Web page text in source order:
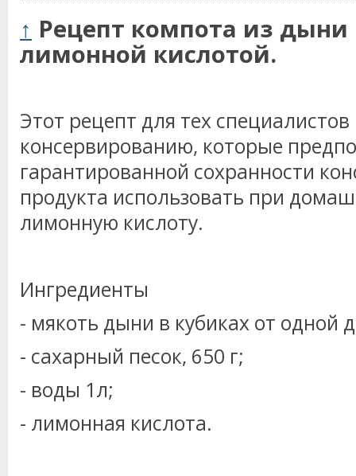
↑ Рецепт компота из дыни
лимонной кислотой.
Этот рецепт для тех
консервированию, которые
гарантированной сохранности
продукта использовать при
лимонную кислоту.
Ингредиенты
- мякоть дыни в кубиках от одной
- сахарный песок, 650 г;
- воды 1л;
- лимонная кислота.